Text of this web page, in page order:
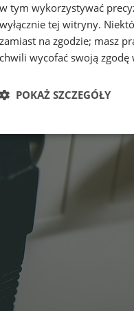
w tym wykorzystywać
wyłącznie tej witryny.
zamiast na zgodzie; masz
chwili wycofać swoją zgodę
POKAŻ SZCZEGÓŁY
Niezbędne
Niezbędne pliki cookie
zarządzanie kontem. Bez
Nazwa